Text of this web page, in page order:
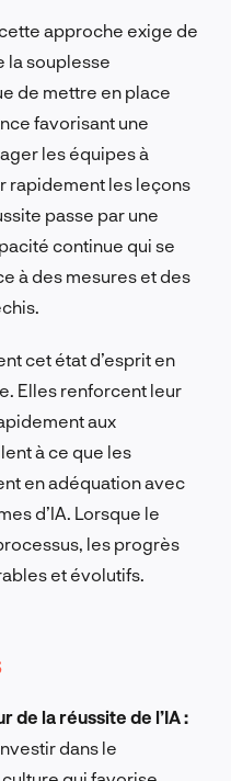
approche exige de
la souplesse
de mettre en place
favorisant une
les équipes à
rapidement les leçons
passe par une
continue qui se
à des mesures et des
cet état d’esprit en
Elles renforcent leur
aux
à ce que les
en adéquation avec
d’IA. Lorsque le
les progrès
et évolutifs.
de la réussite de l’IA :
dans le